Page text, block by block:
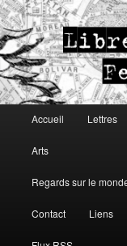
Libres
Lettres, arts, regards
Aller au contenu
Aller au contenu
Accueil Lettres
Arts
Regards sur le
Contact Liens